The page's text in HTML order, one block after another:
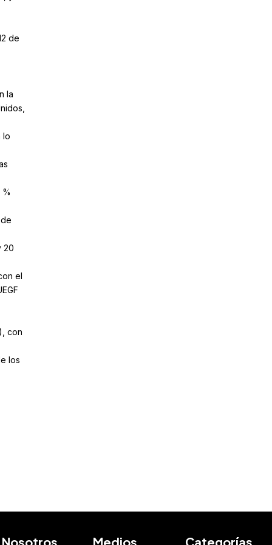
de
la
lo
%
20
el
con
los
Nosotros Medios Categorías